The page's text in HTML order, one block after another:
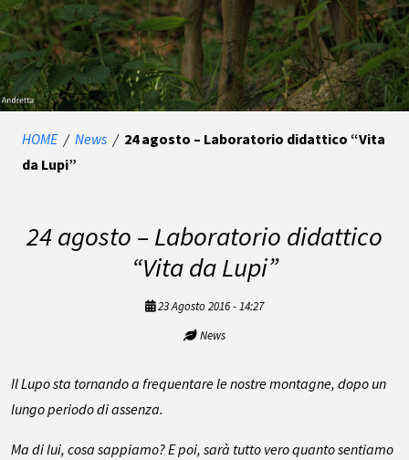
HOME / News / 24 agosto – Laboratorio didattico “Vita
da Lupi”
24 agosto – Laboratorio didattico
“Vita da Lupi”
23 Agosto 2016 - 14:27
News
Il Lupo sta tornando a frequentare le nostre montagne, dopo un
lungo periodo di assenza.
Ma di lui, cosa sappiamo? E poi, sarà tutto vero quanto sentiamo